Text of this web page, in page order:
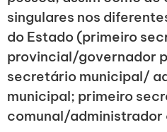
singulares nos
do Estado (primeiro
provincial/governador
secretário municipal/
municipal; primeiro
comunal/administrador